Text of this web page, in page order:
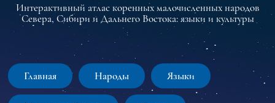
Интерактивный атлас коренных малочисленных народов
Севера, Сибири и Дальнего Востока: языки и культуры
Главная Народы Языки